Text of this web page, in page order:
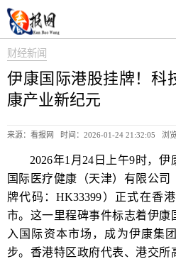
财经新闻
伊康国际港股挂牌！科
康产业新纪元
来源：看报网 时间：2026-01-24 21:32:05 浏
2026年1月24日上午9时，
国际医疗健康（天津）有限公
牌代码：HK33399）正式在香
市。这一里程碑事件标志着伊康
入国际资本市场，成为伊康集
步。香港特区政府代表、港交所